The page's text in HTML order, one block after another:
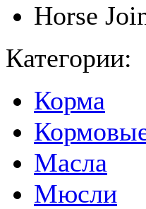
Horse
Категории:
Корма
Масла
Мюсли